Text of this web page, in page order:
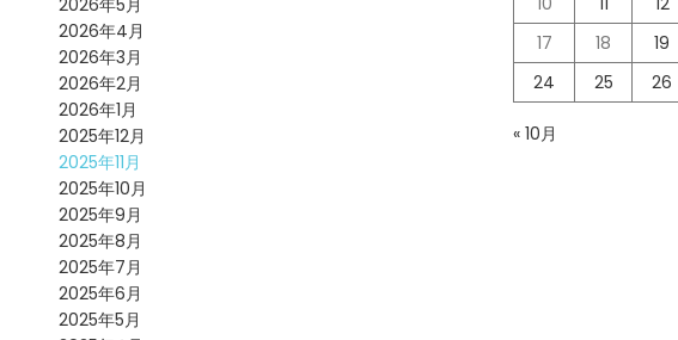
2026年5月
2026年4月
2026年3月
2026年2月
2026年1月
2025年12月
2025年11月
2025年10月
2025年9月
2025年8月
2025年7月
2025年6月
2025年5月
17
18 19
24
25 26
« 10月